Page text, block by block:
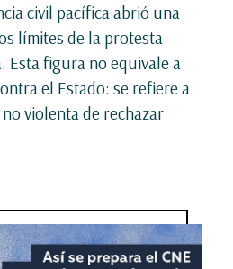
civil pacífica abrió una
límites de la protesta
Esta figura no equivale a
el Estado: se refiere a
violenta de rechazar